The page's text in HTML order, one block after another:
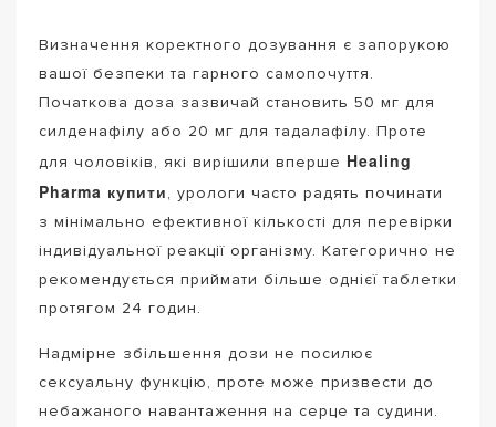
Визначення коректного дозування є запорукою
вашої безпеки та гарного самопочуття.
Початкова доза зазвичай становить 50 мг для
силденафілу або 20 мг для тадалафілу. Проте
для чоловіків, які вирішили вперше Healing
Pharma купити, урологи часто радять починати
з мінімально ефективної кількості для перевірки
індивідуальної реакції організму. Категорично не
рекомендується приймати більше однієї таблетки
протягом 24 годин.
Надмірне збільшення дози не посилює
сексуальну функцію, проте може призвести до
небажаного навантаження на серце та судини.